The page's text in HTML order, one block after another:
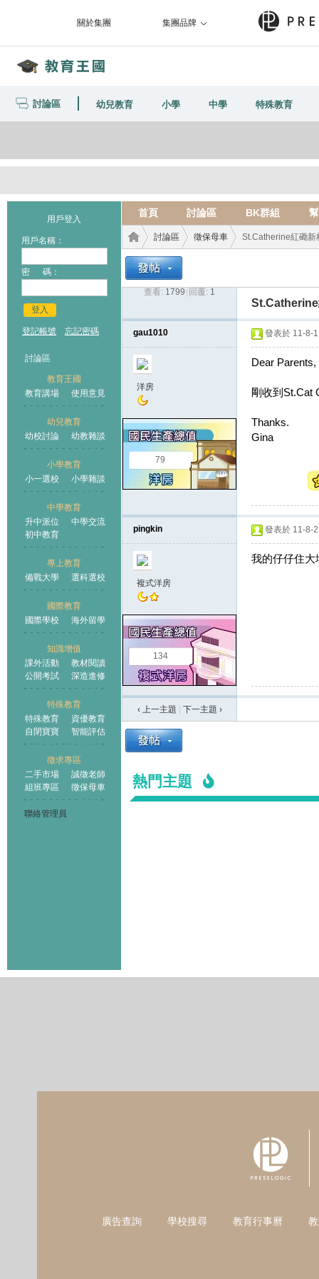
關於集團 集團品牌
討論區 幼兒教育 小學 中學 特殊教育
用戶登入
用戶名稱：
密 碼：
登入
登記帳號 忘記密碼
討論區
教育王國
教育講場
使用意見
幼兒教育
幼校討論
幼教雜談
小學教育
小一選校
小學雜談
中學教育
升中派位
中學交流
初中教育
專上教育
備戰大學
選科選校
國際教育
國際學校
海外留學
知識增值
課外活動
教材閱讀
公開考試
深造進修
特殊教育
特殊教育
資優教育
自閉寶寶
智能評估
徵求專區
二手市場
誠徵老師
組班專區
徵保母車
聯絡管理員
首頁 討論區 BK群組
王國
討論區
›
徵保母車 St.Catherine紅磡新
查看: 1799 回覆: 1
gau1010
洋房
79
發表於 11-8-
Dear Parents,
剛收到St.Cat
Thanks.
Gina
pingkin
複式洋房
134
發表於 11-8-
我的仔仔住大
‹ 上一主題 下一主題 ›
熱門主題
廣告查詢 學校搜尋 教育行事曆